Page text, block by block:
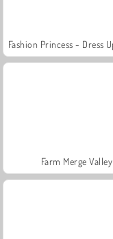
Farm Merge Valley